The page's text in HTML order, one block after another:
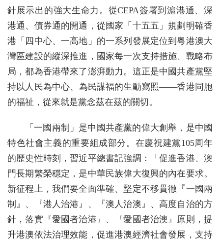
針展示出的強大生命力。從CEPA簽署到滬港通、深
港通、債券通的開通，從國家「十五五」規劃明確香
港「四中心、一高地」的一系列發展定位到粵港澳大
灣區建設的縱深推進，國家每一次支持措施、戰略布
局，都為香港帶來了澎湃動力。這正是中國共產黨堅
持以人民為中心、為民謀福的生動寫照——香港同胞
的福祉，從來就是黨念茲在茲的關切。
「一國兩制」是中國共產黨的偉大創舉，是中國
特色社會主義的重要組成部分。在慶祝建黨105周年
的歷史性時刻，習近平總書記強調：「促進香港、澳
門長期繁榮穩定，是中華民族偉大復興的內在要求。
新征程上，我們要全面準確、堅定不移貫徹『一國兩
制』、『港人治港』、『澳人治澳』、高度自治的方
針，落實『愛國者治港』、『愛國者治澳』原則，提
升港澳依法治理效能，促進港澳經濟社會發展，支持